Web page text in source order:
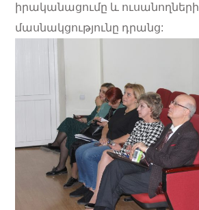
իրականացումը և ուսանողների
մասնակցությունը դրանց: